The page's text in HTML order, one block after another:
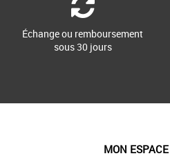
Échange ou remboursement
sous 30 jours
MON